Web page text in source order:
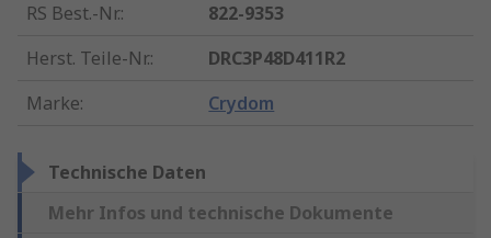
RS Best.-Nr.:
822-9353
Herst. Teile-Nr.:
DRC3P48D411R2
Marke: Crydom
Technische Daten
Mehr Infos und technische Dokumente